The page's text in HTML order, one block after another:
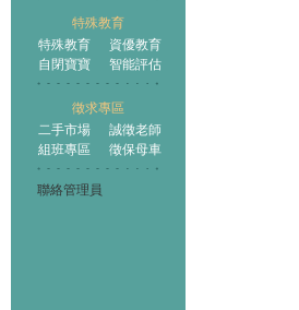
特殊教育
特殊教育
資優教育
自閉寶寶
智能評估
徵求專區
二手市場
誠徵老師
組班專區
徵保母車
聯絡管理員